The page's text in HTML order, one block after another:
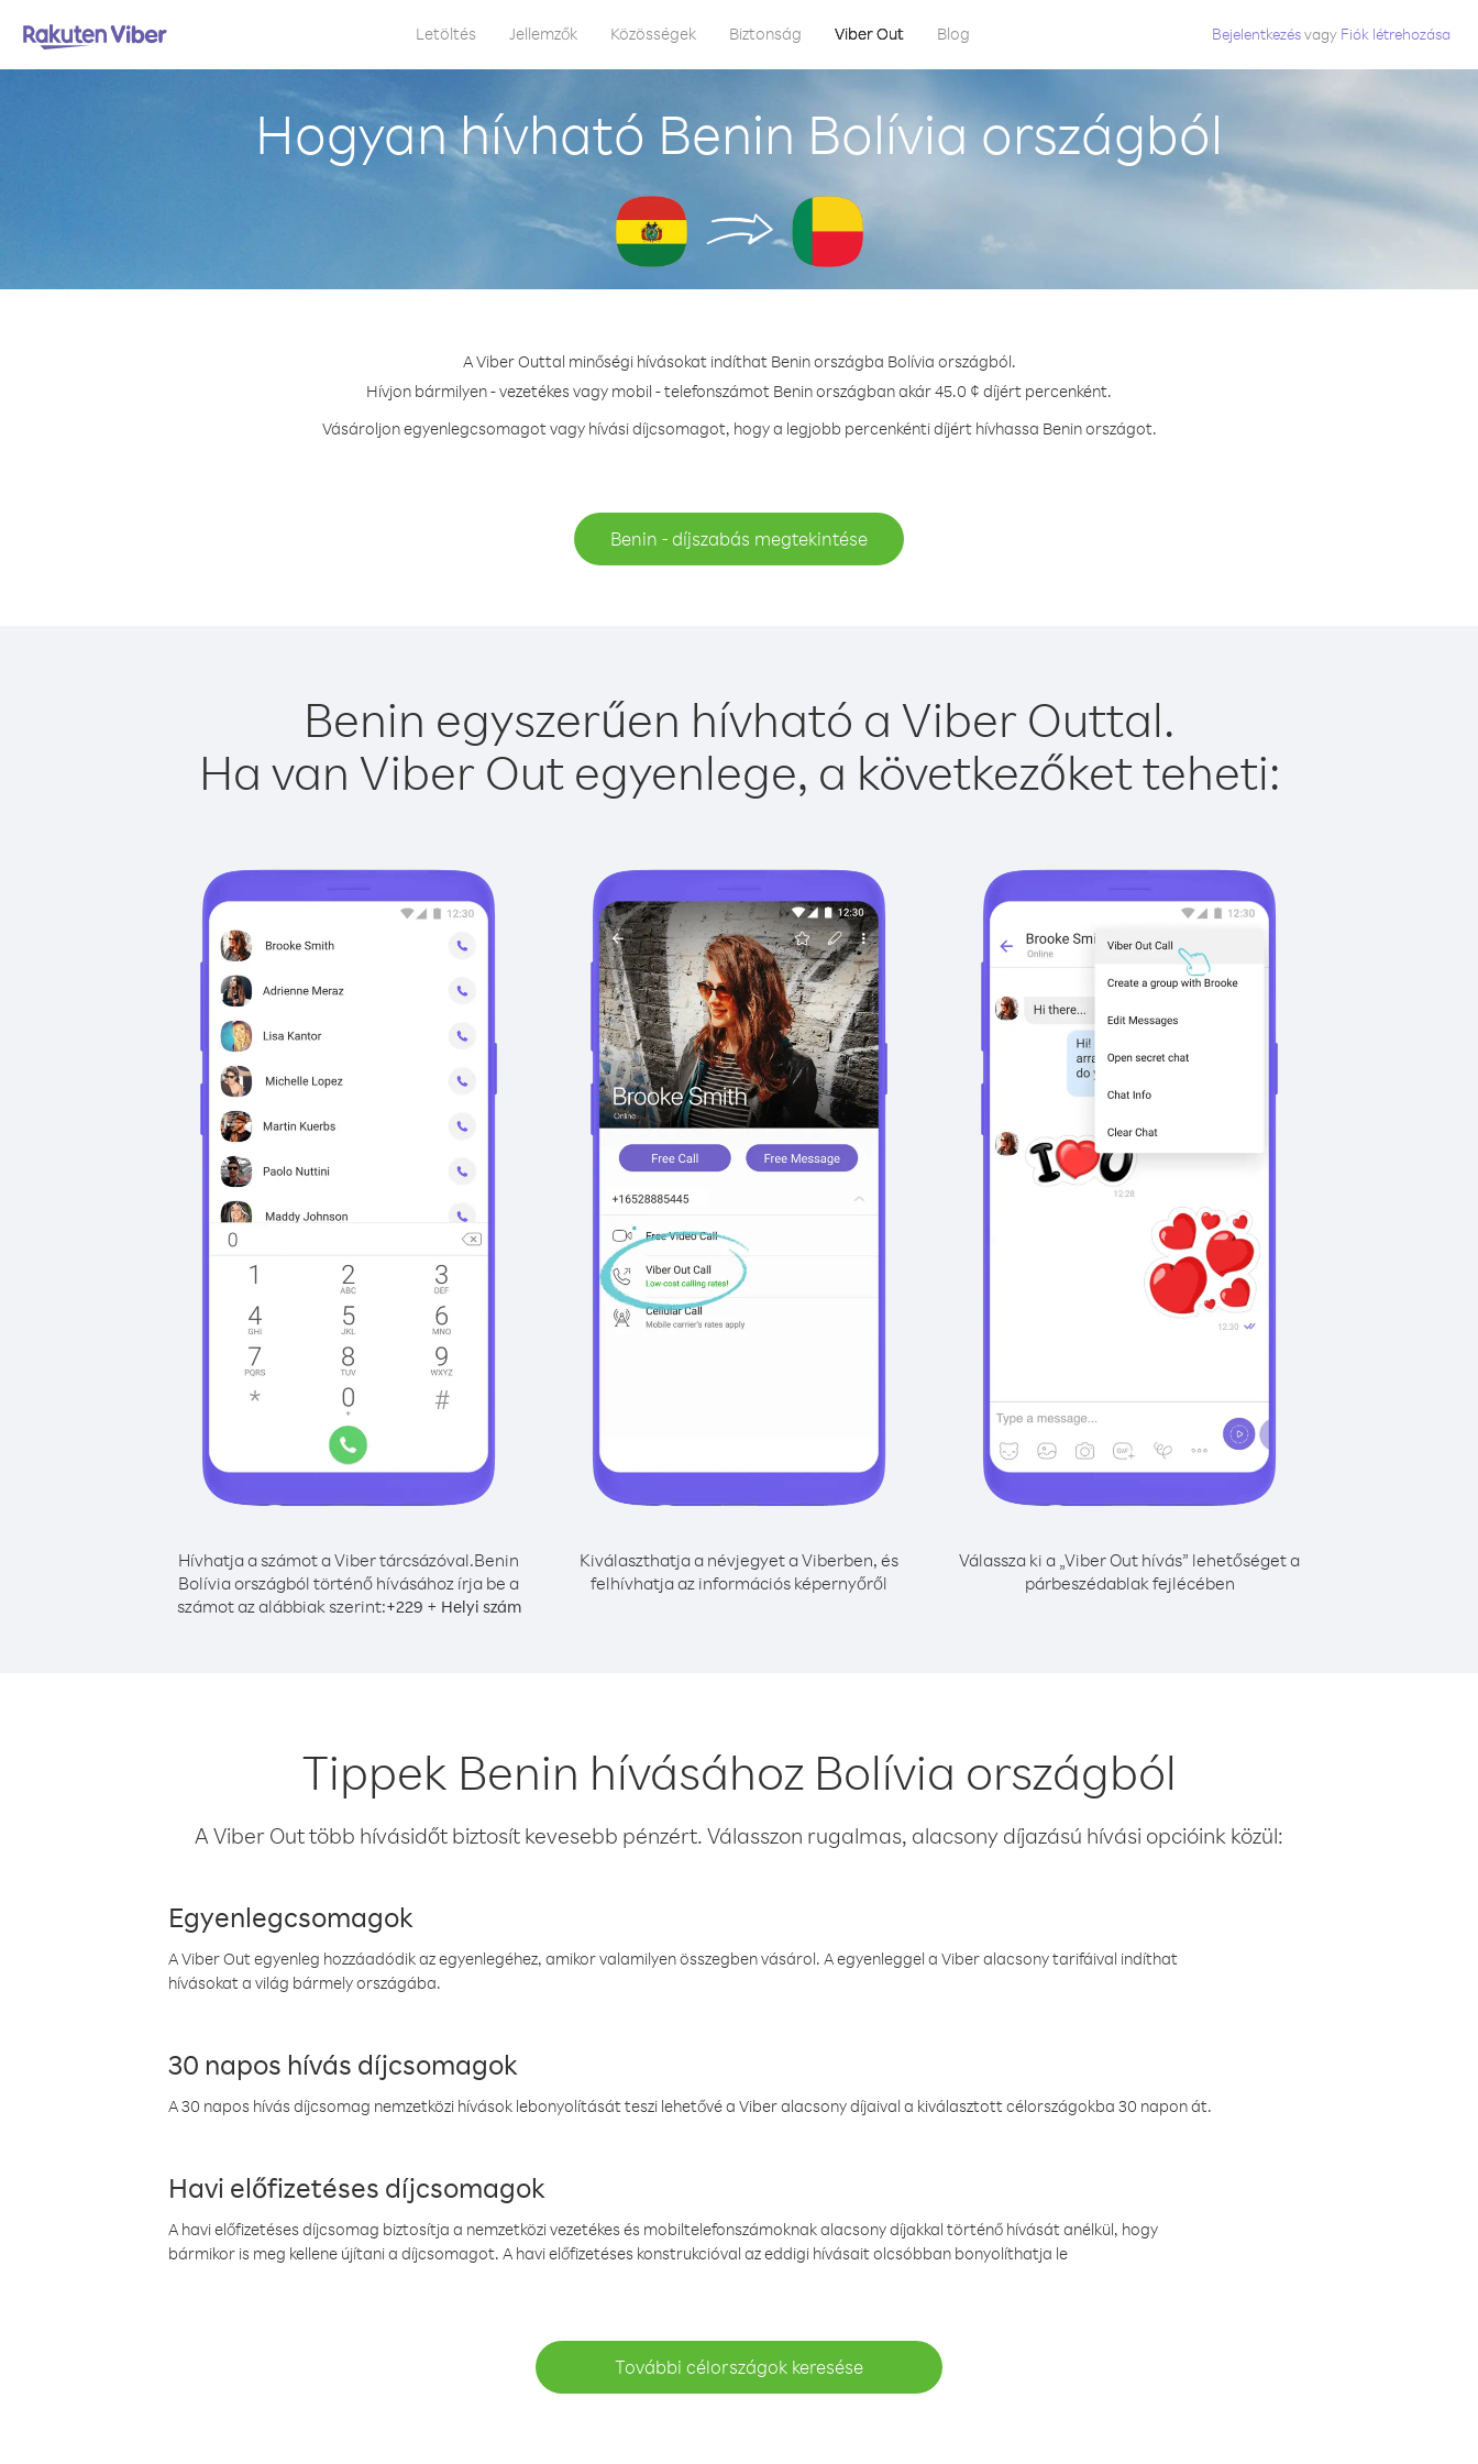
Letöltés Jellemzők Közösségek Biztonság Viber Out Blog Bejelentkezésvagy Fiók létrehozása
Hogyan hívható Benin Bolívia országból
A Viber Outtal minőségi hívásokat indíthat Benin országba Bolívia országból.
Hívjon bármilyen - vezetékes vagy mobil - telefonszámot Benin országban akár 45.0 ¢ díjért percenként.
Vásároljon egyenlegcsomagot vagy hívási díjcsomagot, hogy a legjobb percenkénti díjért hívhassa Benin országot.
Benin - díjszabás megtekintése
Benin egyszerűen hívható a Viber Outtal.
Ha van Viber Out egyenlege, a következőket teheti:
Hívhatja a számot a Viber tárcsázóval.Benin
Bolívia országból történő hívásához írja be a
számot az alábbiak szerint:+229 + Helyi szám
Kiválaszthatja a névjegyet a Viberben, és
felhívhatja az információs képernyőről
Válassza ki a „Viber Out hívás” lehetőséget a
párbeszédablak fejlécében
Tippek Benin hívásához Bolívia országból
A Viber Out több hívásidőt biztosít kevesebb pénzért. Válasszon rugalmas, alacsony díjazású hívási opcióink közül:
Egyenlegcsomagok
A Viber Out egyenleg hozzáadódik az egyenlegéhez, amikor valamilyen összegben vásárol. A egyenleggel a Viber alacsony tarifáival indíthat
hívásokat a világ bármely országába.
30 napos hívás díjcsomagok
A 30 napos hívás díjcsomag nemzetközi hívások lebonyolítását teszi lehetővé a Viber alacsony díjaival a kiválasztott célországokba 30 napon át.
Havi előfizetéses díjcsomagok
A havi előfizetéses díjcsomag biztosítja a nemzetközi vezetékes és mobiltelefonszámoknak alacsony díjakkal történő hívását anélkül, hogy
bármikor is meg kellene újítani a díjcsomagot. A havi előfizetéses konstrukcióval az eddigi hívásait olcsóbban bonyolíthatja le
További célországok keresése